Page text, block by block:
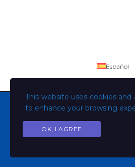
Copyright © Todos los derechos
This website uses cookies and
to enhance your browsing
OK, I AGREE
Español